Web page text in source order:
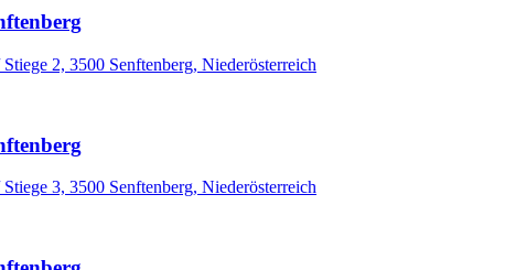
2, 3500 Senftenberg, Niederösterreich
3, 3500 Senftenberg, Niederösterreich